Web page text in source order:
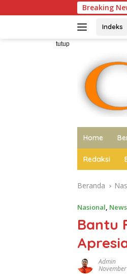
ke
Breaking
Berani Tindak Tegas
Indeks
tutup
Home
Redaksi
Beranda
Nasional, News
Bantu
Admin